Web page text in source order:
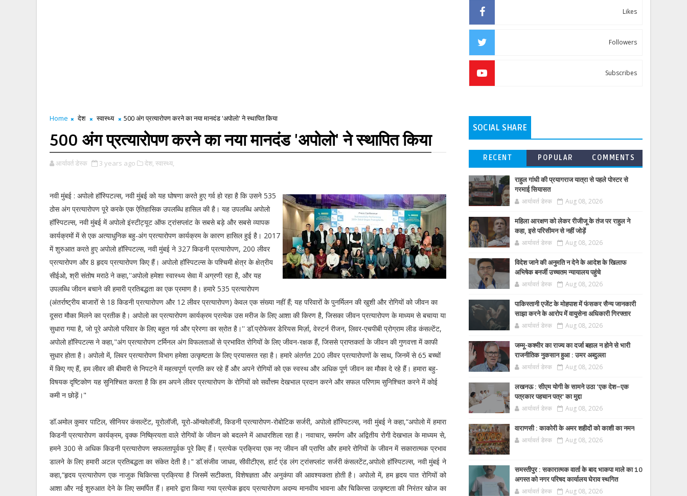
Home देश स्वास्थ्य 500 अंग प्रत्यारोपण करने का नया मानदंड 'अपोलो' ने स्थापित किया
500 अंग प्रत्यारोपण करने का नया मानदंड 'अपोलो' ने स्थापित किया
आर्यावर्त डेस्क 3 years ago देश, स्वास्थ्य,
नवी मुंबई : अपोलो हॉस्पिटल्स, नवी मुंबई को यह घोषणा करते हुए गर्व हो रहा है कि उसने 535
ठोस अंग प्रत्यारोपण पूरे करके एक ऐतिहासिक उपलब्धि हासिल की है। यह उपलब्धि अपोलो
हॉस्पिटल्स, नवी मुंबई में अपोलो इंस्टीट्यूट ऑफ ट्रांसप्लांट के सबसे बड़े और सबसे व्यापक
कार्यक्रमों में से एक अत्याधुनिक बहु-अंग प्रत्यारोपण कार्यक्रम के कारण हासिल हुई है। 2017
में शुरुआत करते हुए अपोलो हॉस्पिटल्स, नवी मुंबई ने 327 किडनी प्रत्यारोपण, 200 लीवर
प्रत्यारोपण और 8 हृदय प्रत्यारोपण किए हैं। अपोलो हॉस्पिटल्स के पश्चिमी क्षेत्र के क्षेत्रीय
सीईओ, श्री संतोष मराठे ने कहा,''अपोलो हमेशा स्वास्थ्य सेवा में अग्रणी रहा है, और यह
उपलब्धि जीवन बचाने की हमारी प्रतिबद्धता का एक प्रमाण है। हमारे 535 प्रत्यारोपण
(अंतर्राष्ट्रीय बाजारों से 18 किडनी प्रत्यारोपण और 12 लीवर प्रत्यारोपण) केवल एक संख्या नहीं हैं; यह परिवारों के पुनर्मिलन की खुशी और रोगियों को जीवन का
दूसरा मौका मिलने का प्रतीक है। अपोलो का प्रत्यारोपण कार्यक्रम प्रत्येक उस मरीज के लिए आशा की किरण है, जिसका जीवन प्रत्यारोपण के माध्यम से बचाया या
सुधारा गया है, जो पूरे अपोलो परिवार के लिए बहुत गर्व और प्रेरणा का स्रोत है।'' डॉ.प्रोफेसर डेरियस मिर्ज़ा, वेस्टर्न रीजन, लिवर-एचपीबी प्रोग्राम लीड कंसल्टेंट,
अपोलो हॉस्पिटल्स ने कहा,"अंग प्रत्यारोपण टर्मिनल अंग विफलताओं से प्रभावित रोगियों के लिए जीवन-रक्षक हैं, जिससे प्राप्तकर्ता के जीवन की गुणवत्ता में काफी
सुधार होता है। अपोलो में, लिवर प्रत्यारोपण विभाग हमेशा उत्कृष्टता के लिए प्रयासरत रहा है। हमारे अंतर्गत 200 लीवर प्रत्यारोपणों के साथ, जिनमें से 65 बच्चों
में किए गए हैं, हम लीवर की बीमारी से निपटने में महत्वपूर्ण प्रगति कर रहे हैं और अपने रोगियों को एक स्वस्थ और अधिक पूर्ण जीवन का मौका दे रहे हैं। हमारा बहु-
विषयक दृष्टिकोण यह सुनिश्चित करता है कि हम अपने लीवर प्रत्यारोपण के रोगियों को सर्वोत्तम देखभाल प्रदान करने और सफल परिणाम सुनिश्चित करने में कोई
कमी न छोड़ें।"
डॉ.अमोल कुमार पाटिल, सीनियर कंसल्टेंट, यूरोलॉजी, यूरो-ऑन्कोलॉजी, किडनी प्रत्यारोपण-रोबोटिक सर्जरी, अपोलो हॉस्पिटल्स, नवी मुंबई ने कहा,“अपोलो में हमारा
किडनी प्रत्यारोपण कार्यक्रम, वृक्क निष्क्रियता वाले रोगियों के जीवन को बदलने में आधारशिला रहा है। नवाचार, समर्पण और अद्वितीय रोगी देखभाल के माध्यम से,
हमने 300 से अधिक किडनी प्रत्यारोपण सफलतापूर्वक पूरे किए हैं। प्रत्येक प्रक्रिया एक नए जीवन की प्राप्ति और हमारे रोगियों के जीवन में सकारात्मक प्रभाव
डालने के लिए हमारी अटल प्रतिबद्धता का संकेत देती है।" डॉ.संजीव जाधव, सीवीटीएस, हार्ट एंड लंग ट्रांसप्लांट सर्जरी कंसलटेंट,अपोलो हॉस्पिटल्स, नवी मुंबई ने
कहा,“हृदय प्रत्यारोपण एक नाजुक चिकित्सा प्रक्रिया है जिसमें सटीकता, विशेषज्ञता और अनुकंपा की आवश्यकता होती है। अपोलो में, हम हृदय पात रोगियों को
आशा और नई शुरुआत देने के लिए समर्पित हैं। हमारे द्वारा किया गया प्रत्येक हृदय प्रत्यारोपण अदम्य मानवीय भावना और चिकित्सा उत्कृष्टता की निरंतर खोज का
Likes
Followers
Subscribes
SOCIAL SHARE
RECENT POPULAR COMMENTS
राहुल गांधी की प्रयागराज यात्रा से पहले पोस्टर से
गरमाई सियासत
आर्यावर्त डेस्क Aug 08, 2026
महिला आरक्षण को लेकर रीजीजू के तंज पर राहुल ने
कहा, इसे परिसीमन से नहीं जोड़ें
आर्यावर्त डेस्क Aug 08, 2026
विदेश जाने की अनुमति न देने के आदेश के खिलाफ
अभिषेक बनर्जी उच्चतम न्यायालय पहुंचे
आर्यावर्त डेस्क Aug 08, 2026
पाकिस्तानी एजेंट के मोहपाश में फंसकर सैन्य जानकारी
साझा करने के आरोप में वायुसेना अधिकारी गिरफ्तार
आर्यावर्त डेस्क Aug 08, 2026
जम्मू-कश्मीर का राज्य का दर्जा बहाल न होने से भारी
राजनीतिक नुकसान हुआ : उमर अब्दुल्ला
आर्यावर्त डेस्क Aug 08, 2026
लखनऊ : सीएम योगी के सामने उठा ‘एक देश–एक
पत्रकार पहचान पत्र’ का मुद्दा
आर्यावर्त डेस्क Aug 08, 2026
वाराणसी : काकोरी के अमर शहीदों को काशी का नमन
आर्यावर्त डेस्क Aug 08, 2026
समस्तीपुर : सकारात्मक वार्ता के बाद भाकपा माले का 10
अगस्त को नगर परिषद कार्यालय घेराव स्थगित
आर्यावर्त डेस्क Aug 08, 2026